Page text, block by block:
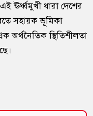
ঊর্ধ্বমুখী ধারা দেশের
সহায়ক ভূমিকা
অর্থনৈতিক স্থিতিশীলতা